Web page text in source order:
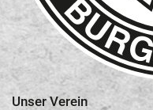
Unser Verein